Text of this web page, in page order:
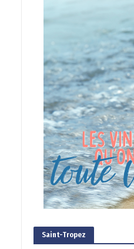
Saint-Tropez